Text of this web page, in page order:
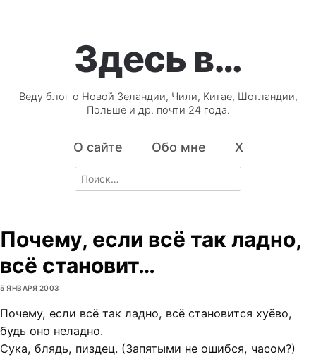
Здесь в…
Веду блог о Новой Зеландии, Чили, Китае, Шотландии,
Польше и др. почти 24 года.
О сайте Обо мне X
Search
for:
Почему, если всё так ладно,
всё становит…
5 ЯНВАРЯ 2003
Почему, если всё так ладно, всё становится хуёво,
будь оно неладно.
Сука, блядь, пиздец. (Запятыми не ошибся, часом?)